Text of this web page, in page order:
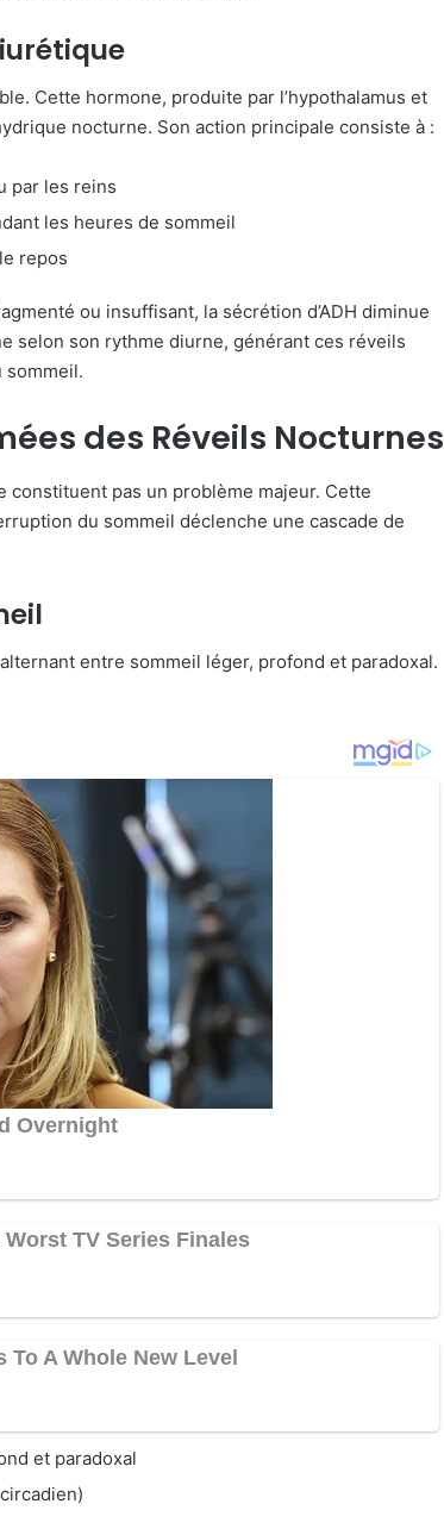
Cette hormone, produite par l’hypothalamus et
nocturne. Son action principale consiste à :
par les reins
les heures de sommeil
repos
ou insuffisant, la sécrétion d’ADH diminue
selon son rythme diurne, générant ces réveils
sommeil.
des Réveils Nocturnes
constituent pas un problème majeur. Cette
du sommeil déclenche une cascade de
entre sommeil léger, profond et paradoxal.
et paradoxal